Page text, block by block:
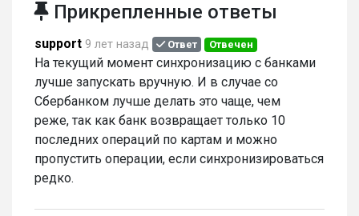
Прикрепленные ответы
support 9 лет назад Ответ Отвечен
На текущий момент синхронизацию с банками
лучше запускать вручную. И в случае со
Сбербанком лучше делать это чаще, чем
реже, так как банк возвращает только 10
последних операций по картам и можно
пропустить операции, если синхронизироваться
редко.